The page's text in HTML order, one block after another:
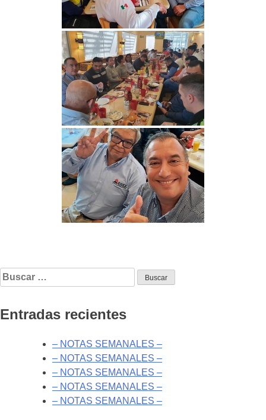
Buscar:
Entradas recientes
– NOTAS SEMANALES –
– NOTAS SEMANALES –
– NOTAS SEMANALES –
– NOTAS SEMANALES –
– NOTAS SEMANALES –